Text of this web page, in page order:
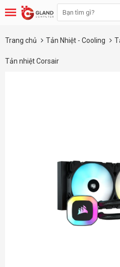
Trang chủ Tản Nhiệt - Cooling
Tản nhiệt Corsair